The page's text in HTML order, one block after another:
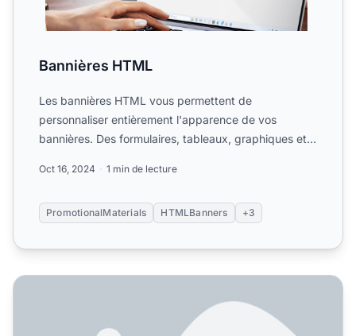
Bannières HTML
Les bannières HTML vous permettent de
personnaliser entièrement l'apparence de vos
bannières. Des formulaires, tableaux, graphiques et
Oct 16, 2024 1 min de lecture
PromotionalMaterials HTMLBanners +3
Qu'est-ce qu'une bannièrexa0? Guide complet de la